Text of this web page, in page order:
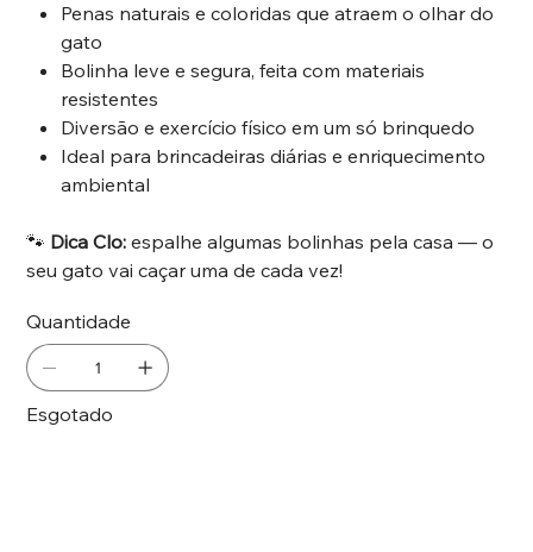
Penas naturais e coloridas que atraem o olhar do
gato
Bolinha leve e segura, feita com materiais
resistentes
Diversão e exercício físico em um só brinquedo
Ideal para brincadeiras diárias e enriquecimento
ambiental
🐾 Dica Clo: espalhe algumas bolinhas pela casa — o
seu gato vai caçar uma de cada vez!
Quantidade
Esgotado